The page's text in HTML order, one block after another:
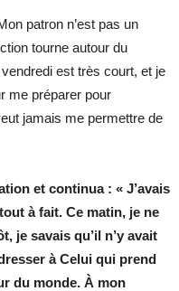
patron n’est pas un
tourne autour du
est très court, et je
me préparer pour
jamais me permettre de
et continua : « J’avais
à fait. Ce matin, je ne
je savais qu’il n’y avait
à Celui qui prend
du monde. À mon